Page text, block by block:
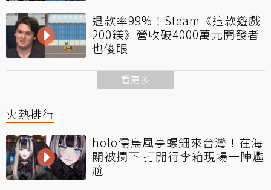
退款率99%！Steam《這款遊戲
200鎂》營收破4000萬元開發者
也傻眼
看更多
火熱排行
holo儒烏風亭螺鈿來台灣！在海
關被攔下 打開行李箱現場一陣尷
尬